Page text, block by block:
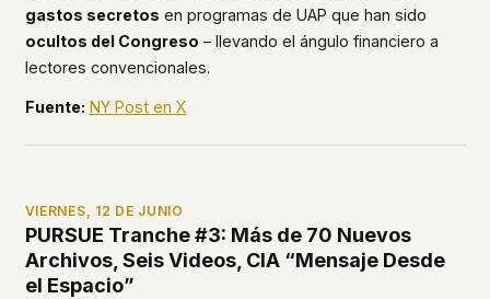
gastos secretos en programas de UAP que han sido
ocultos del Congreso – llevando el ángulo financiero a
lectores convencionales.
Fuente: NY Post en X
VIERNES, 12 DE JUNIO
PURSUE Tranche #3: Más de 70 Nuevos
Archivos, Seis Videos, CIA “Mensaje Desde
el Espacio”